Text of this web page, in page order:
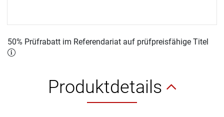
50% Prüfrabatt im Referendariat auf prüfpreisfähige Titel
Produktdetails